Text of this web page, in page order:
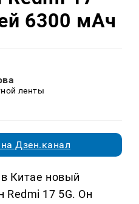
6300 мАч
ленты
Дзен.канал
Китае новый
17 5G. Он